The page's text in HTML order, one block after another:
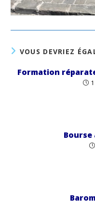
VOUS DEVRIEZ
Formation
Bourse